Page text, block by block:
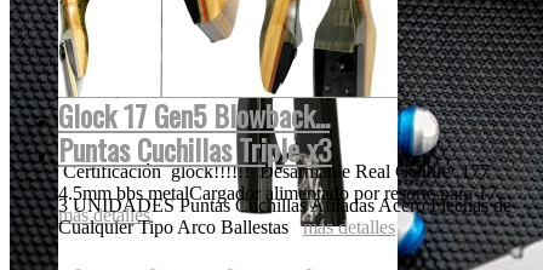
Glock 17 Gen5 Blowback...
Certificación glock!!!!!! Desarmable Real Calibre .177
4.5mm bbs metalCargador alimentado por resorte para 17...
más detalles
Puntas Cuchillas Triple x3
3 UNIDADES Puntas Cuchillas Afiladas Acero Flechas de
Cualquier Tipo Arco Ballestasmás detalles